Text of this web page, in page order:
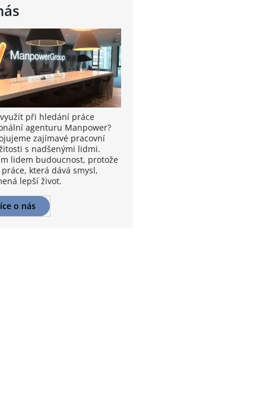
při hledání práce
agenturu Manpower?
zajímavé pracovní
s nadšenými lidmi.
lidem budoucnost, protože
která dává smysl,
lepší život.
o nás